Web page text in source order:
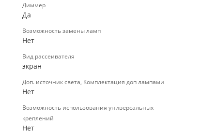
Диммер
Да
Возможность замены ламп
Нет
Вид рассеивателя
экран
Доп. источник света, Комплектация доп лампами
Нет
Возможность использования универсальных
креплений
Нет